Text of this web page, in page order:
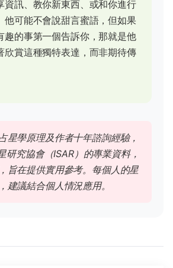
資訊、教你新東西、或和你進行
他可能不會說甜言蜜語，但如果
趣的事第一個告訴你，那就是他
欣賞這種獨特表達，而非期待傳
星學原理及作者十年諮詢經驗，
研究協會（ISAR）的專業資料，
旨在提供實用參考。每個人的星
建議結合個人情況應用。